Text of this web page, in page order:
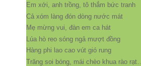
Em xới, anh trồng, tô thắm bức tranh
Cả xóm làng đón dòng nước mát
Mẹ mừng vui, đàn em ca hát
Lúa hò reo sóng ngả mượt đồng
Hàng phi lao cao vút gió rung
Trăng soi bóng, mái chèo khua rào rạt…